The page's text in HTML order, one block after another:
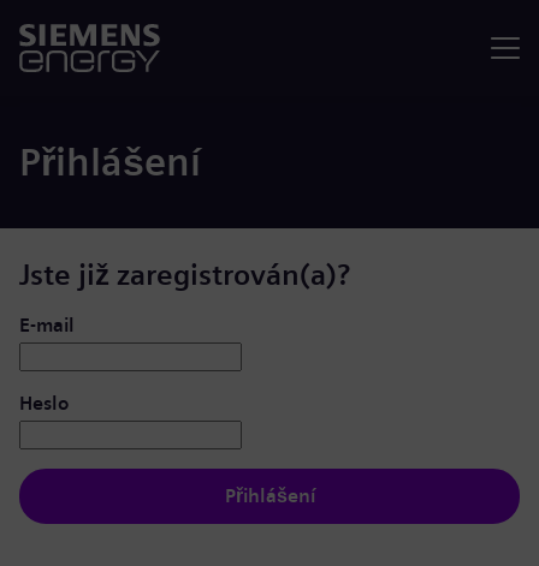
Přihlášení
Jste již zaregistrován(a)?
Přihlášení: uživatel a heslo
E-mail
Heslo
Přihlášení